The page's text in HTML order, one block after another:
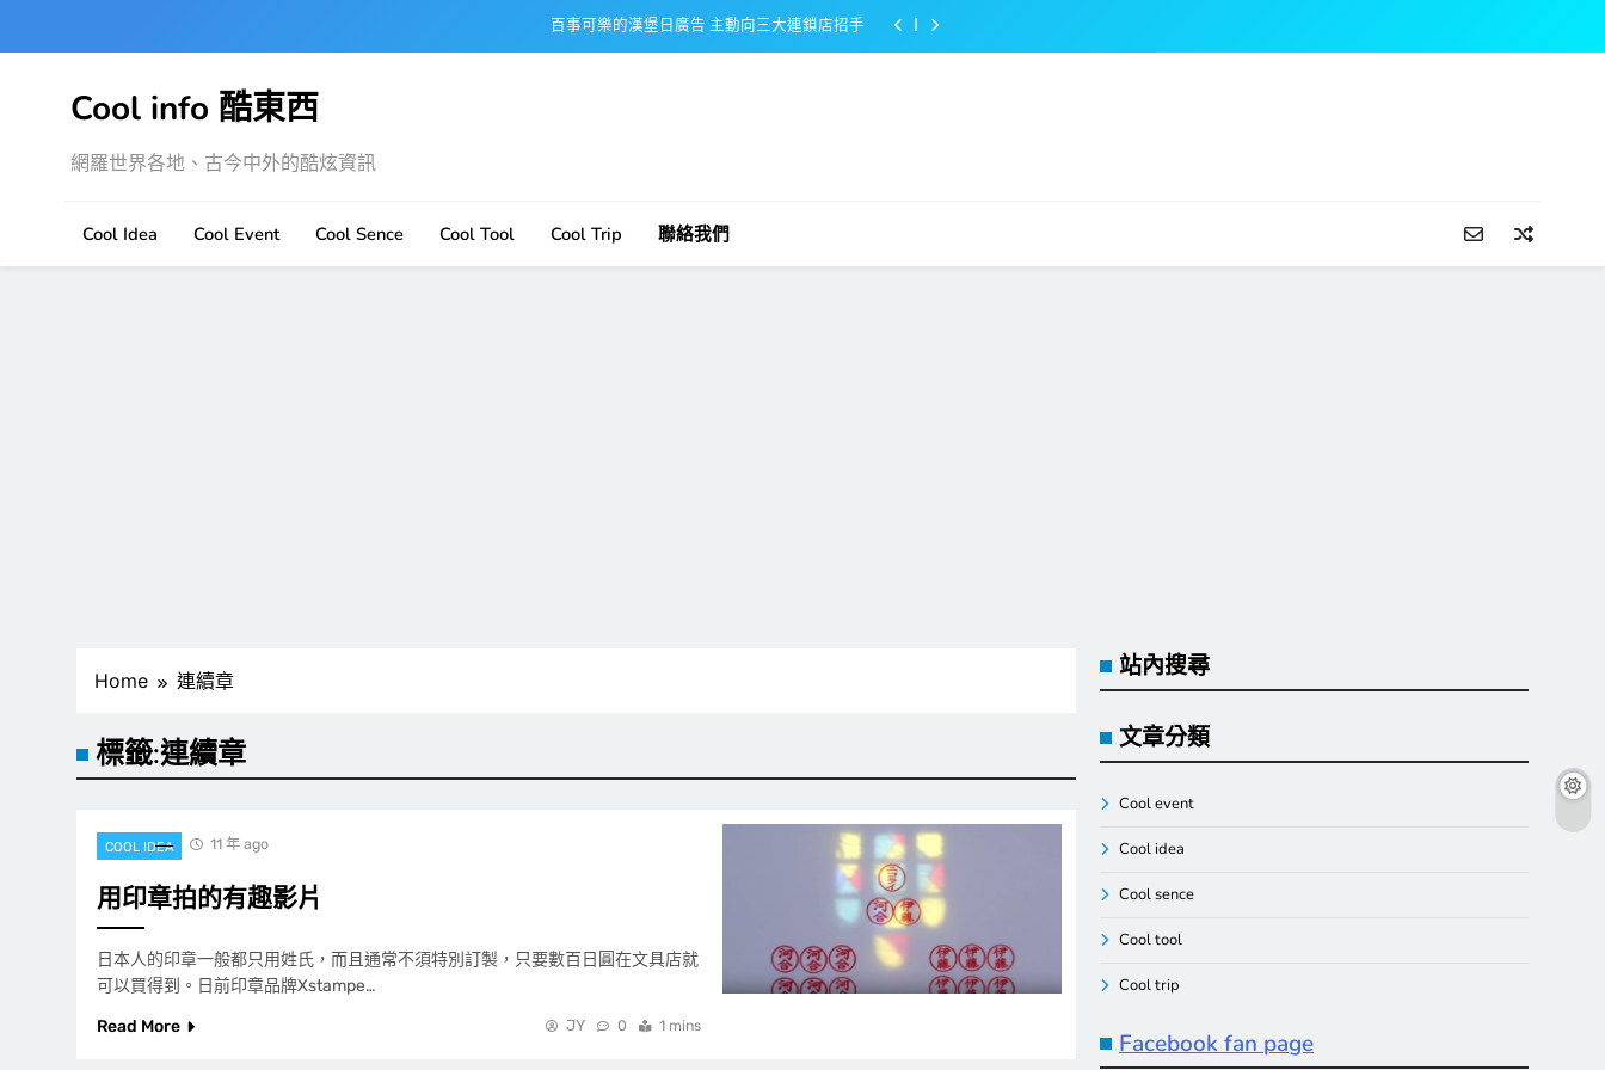
百事可樂的漢堡日廣告 主動向三大連鎖店招手
百事可樂的漢堡日廣告 主動向三大連鎖店招手
Cool info 酷東西
網羅世界各地、古今中外的酷炫資訊
Cool Idea Cool Event Cool Sence Cool Tool Cool Trip 聯絡我們
Home 連續章
標籤:連續章
COOL IDEA 11 年 ago
用印章拍的有趣影片
日本人的印章一般都只用姓氏，而且通常不須特別訂製，只要數百日圓在文具店就
可以買得到。日前印章品牌Xstampe…
Read More
JY 0 1 mins
站內搜尋
文章分類
Cool event
Cool idea
Cool sence
Cool tool
Cool trip
Facebook fan page